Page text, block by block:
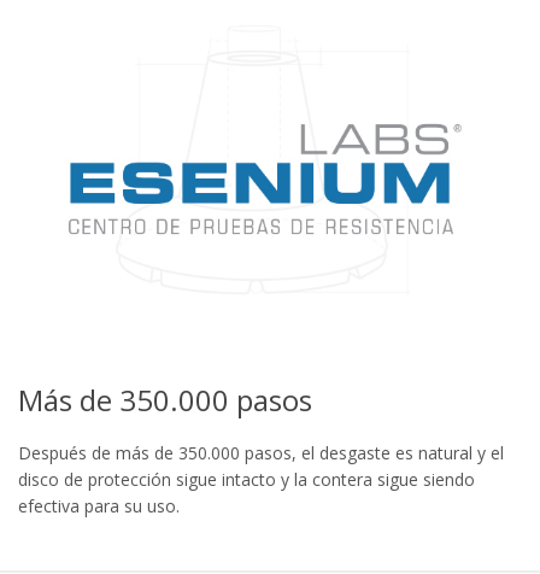
Más de 350.000 pasos
Después de más de 350.000 pasos, el desgaste es natural y el
disco de protección sigue intacto y la contera sigue siendo
efectiva para su uso.